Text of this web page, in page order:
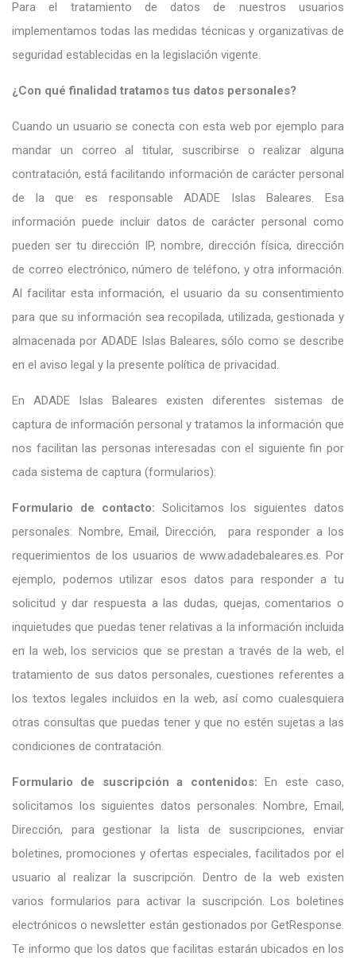
Para el tratamiento de datos de nuestros usuarios
implementamos todas las medidas técnicas y organizativas de
seguridad establecidas en la legislación vigente.
¿Con qué finalidad tratamos tus datos personales?
Cuando un usuario se conecta con esta web por ejemplo para
mandar un correo al titular, suscribirse o realizar alguna
contratación, está facilitando información de carácter personal
de la que es responsable ADADE Islas Baleares. Esa
información puede incluir datos de carácter personal como
pueden ser tu dirección IP, nombre, dirección física, dirección
de correo electrónico, número de teléfono, y otra información.
Al facilitar esta información, el usuario da su consentimiento
para que su información sea recopilada, utilizada, gestionada y
almacenada por ADADE Islas Baleares, sólo como se describe
en el aviso legal y la presente política de privacidad.
En ADADE Islas Baleares existen diferentes sistemas de
captura de información personal y tratamos la información que
nos facilitan las personas interesadas con el siguiente fin por
cada sistema de captura (formularios):
Formulario de contacto: Solicitamos los siguientes datos
personales: Nombre, Email, Dirección, para responder a los
requerimientos de los usuarios de www.adadebaleares.es. Por
ejemplo, podemos utilizar esos datos para responder a tu
solicitud y dar respuesta a las dudas, quejas, comentarios o
inquietudes que puedas tener relativas a la información incluida
en la web, los servicios que se prestan a través de la web, el
tratamiento de sus datos personales, cuestiones referentes a
los textos legales incluidos en la web, así como cualesquiera
otras consultas que puedas tener y que no estén sujetas a las
condiciones de contratación.
Formulario de suscripción a contenidos:
En este caso,
solicitamos los siguientes datos personales: Nombre, Email,
Dirección, para gestionar la lista de suscripciones, enviar
boletines, promociones y ofertas especiales, facilitados por el
usuario al realizar la suscripción. Dentro de la web existen
varios formularios para activar la suscripción. Los boletines
electrónicos o newsletter están gestionados por GetResponse.
Te informo que los datos que facilitas estarán ubicados en los